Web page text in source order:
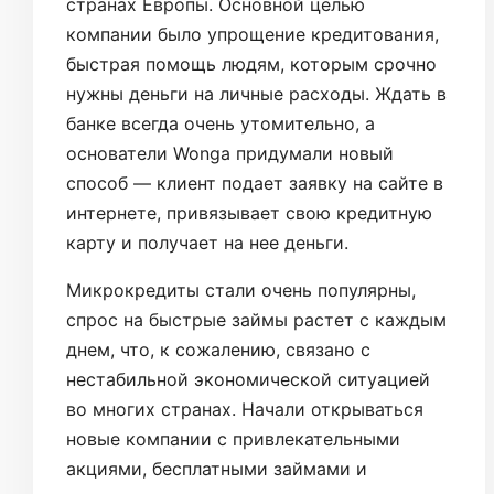
странах Европы. Основной целью
компании было упрощение кредитования,
быстрая помощь людям, которым срочно
нужны деньги на личные расходы. Ждать в
банке всегда очень утомительно, а
основатели Wonga придумали новый
способ — клиент подает заявку на сайте в
интернете, привязывает свою кредитную
карту и получает на нее деньги.
Микрокредиты стали очень популярны,
спрос на быстрые займы растет с каждым
днем, что, к сожалению, связано с
нестабильной экономической ситуацией
во многих странах. Начали открываться
новые компании с привлекательными
акциями, бесплатными займами и